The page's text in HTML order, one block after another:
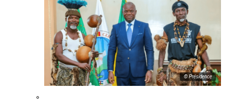
© Présidence